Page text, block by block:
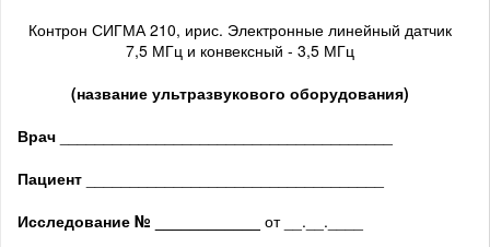
Контрон СИГМА 210, ирис. Электронные линейный датчик
7,5 МГц и конвексный - 3,5 МГц
(название ультразвукового оборудования)
Врач
Пациент
Исследование № ____________ от __.__.____